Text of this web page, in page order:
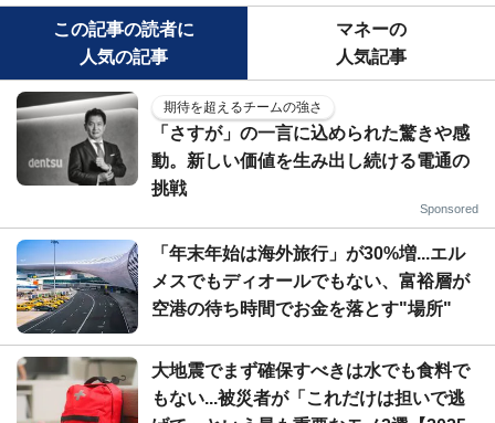
この記事の読者に
人気の記事
マネーの
人気記事
期待を超えるチームの強さ
「さすが」の一言に込められた驚きや感
動。新しい価値を生み出し続ける電通の
挑戦
Sponsored
「年末年始は海外旅行」が30%増...エル
メスでもディオールでもない、富裕層が
空港の待ち時間でお金を落とす"場所"
大地震でまず確保すべきは水でも食料で
もない...被災者が「これだけは担いで逃